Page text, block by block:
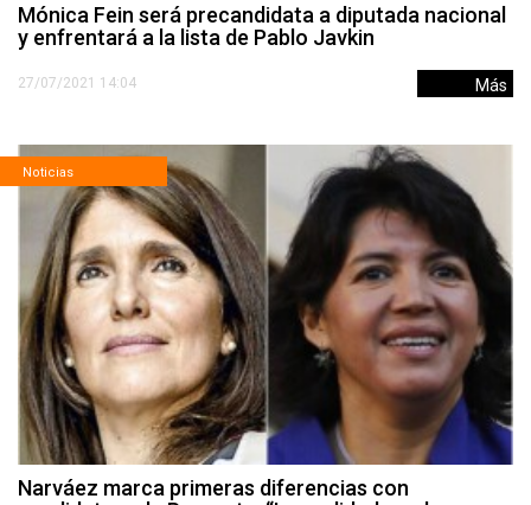
Mónica Fein será precandidata a diputada nacional
y enfrentará a la lista de Pablo Javkin
27/07/2021 14:04 Más
Noticias
Narváez marca primeras diferencias con